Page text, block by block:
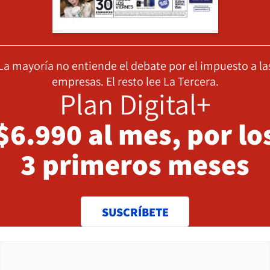
mayoría no entiende el debate por el impuesto a
empresas. El resto lee La Tercera.
Plan Digital+
al mes, por
3 primeros meses
SUSCRÍBETE